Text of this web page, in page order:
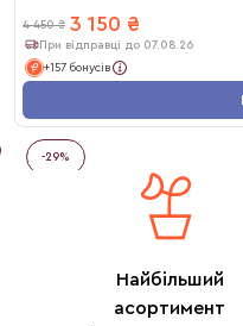
4 450 ₴ 3 150 ₴
При відправці до 07.08.26
+157 бонусів
-29%
Найбільший
асортимент